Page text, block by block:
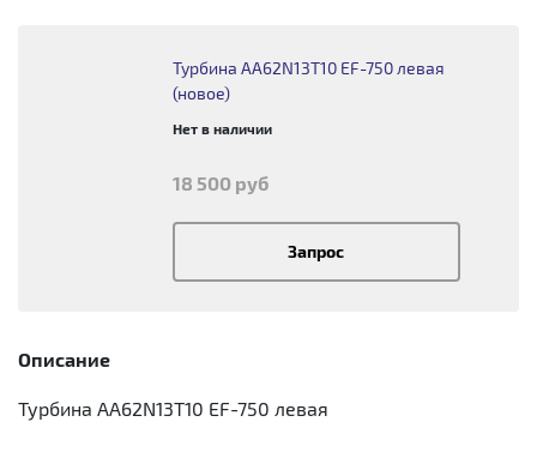
Турбина AA62N13T10 EF-750 левая
(новое)
Нет в наличии
18 500 руб
Запрос
Описание
Турбина AA62N13T10 EF-750 левая